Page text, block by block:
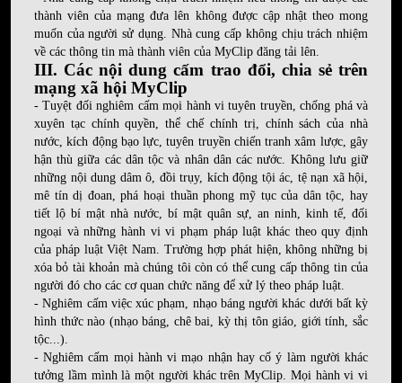
thành viên của mạng đưa lên không được cập nhật theo mong
muốn của người sử dụng. Nhà cung cấp không chịu trách nhiệm
về các thông tin mà thành viên của MyClip đăng tải lên.
III. Các nội dung cấm trao đổi, chia sẻ trên
mạng xã hội MyClip
- Tuyệt đối nghiêm cấm mọi hành vi tuyên truyền, chống phá và
xuyên tạc chính quyền, thể chế chính trị, chính sách của nhà
nước, kích động bạo lực, tuyên truyền chiến tranh xâm lược, gây
hận thù giữa các dân tộc và nhân dân các nước. Không lưu giữ
những nội dung dâm ô, đồi trụy, kích động tội ác, tệ nạn xã hội,
mê tín dị đoan, phá hoại thuần phong mỹ tục của dân tộc, hay
tiết lộ bí mật nhà nước, bí mật quân sự, an ninh, kinh tế, đối
ngoại và những hành vi vi phạm pháp luật khác theo quy định
của pháp luật Việt Nam. Trường hợp phát hiện, không những bị
xóa bỏ tài khoản mà chúng tôi còn có thể cung cấp thông tin của
người đó cho các cơ quan chức năng để xử lý theo pháp luật.
- Nghiêm cấm việc xúc phạm, nhạo báng người khác dưới bất kỳ
hình thức nào (nhạo báng, chê bai, kỳ thị tôn giáo, giới tính, sắc
tộc...).
- Nghiêm cấm mọi hành vi mạo nhận hay cố ý làm người khác
tưởng lầm mình là một người khác trên MyClip. Mọi hành vi vi